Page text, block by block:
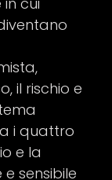
il rischio e
i quattro
e la
sensibile